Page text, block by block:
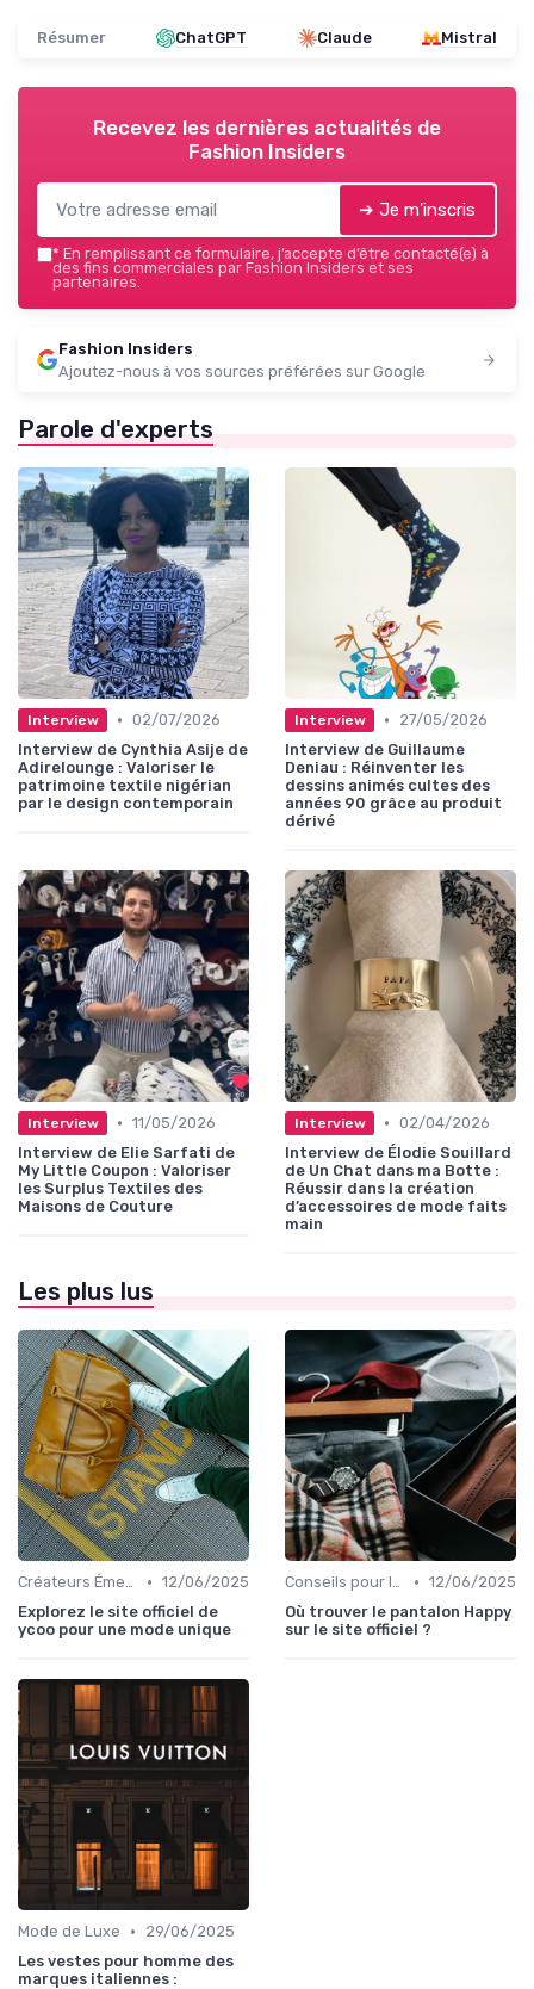
Résumer ChatGPT Claude Mistral
Recevez les dernières actualités de
Fashion Insiders
➔ Je m'inscris
* En remplissant ce formulaire, j’accepte d’être contacté(e) à
des fins commerciales par Fashion Insiders et ses
partenaires.
Fashion Insiders
Ajoutez-nous à vos sources préférées sur Google
Parole d'experts
Interview • 02/07/2026
Interview de Cynthia Asije de
Adirelounge : Valoriser le
patrimoine textile nigérian
par le design contemporain
Interview •
27/05/2026
Interview de Guillaume
Deniau : Réinventer les
dessins animés cultes des
années 90 grâce au produit
dérivé
Interview • 11/05/2026
Interview de Elie Sarfati de
My Little Coupon : Valoriser
les Surplus Textiles des
Maisons de Couture
Interview • 02/04/2026
Interview de Élodie Souillard
de Un Chat dans ma Botte :
Réussir dans la création
d’accessoires de mode faits
main
Les plus lus
Créateurs Émergents • 12/06/2025
Explorez le site officiel de
ycoo pour une mode unique
Conseils pour le Shopping en Ligne • 12/06/2025
Où trouver le pantalon Happy
sur le site officiel ?
Mode de Luxe •
29/06/2025
Les vestes pour homme des
marques italiennes :